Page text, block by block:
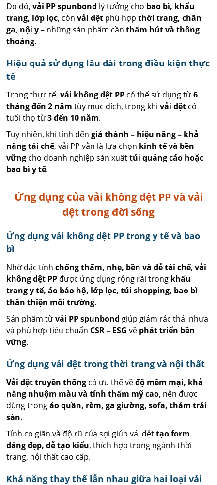
Do đó,vải PP spunbond lý tưởng cho bao bì, khẩu
trang, lớp lọc, cònvải dệt phù hợpthời trang, chăn
ga, nội y– những sản phẩm cầnthấm hút và thông
thoáng.
Hiệu quả sử dụng lâu dài trong điều kiện thực
tế
Trong thực tế,vải không dệt PP có thể sử dụng từ6
tháng đến 2 năm tùy mục đích, trong khivải dệt có
tuổi thọ từ3 đến 10 năm.
Tuy nhiên, khi tính đếngiá thành – hiệu năng – khả
năng tái chế, vải PP vẫn là lựa chọn kinh tế và bền
vững cho doanh nghiệp sản xuấttúi quảng cáo hoặc
bao bì y tế.
Ứng dụng của vải không dệt PP và vải
dệt trong đời sống
Ứng dụng vải không dệt PP trong y tế và bao
bì
Nhờ đặc tínhchống thấm, nhẹ, bền và dễ tái chế,vải
không dệt PP được ứng dụng rộng rãi trong khẩu
trang y tế, áo bảo hộ, lớp lọc, túi shopping, bao bì
thân thiện môi trường.
Sản phẩm từvải PP spunbond giúp giảm rác thải nhựa
và phù hợp tiêu chuẩn CSR – ESG về phát triển bền
vững.
Ứng dụng vải dệt trong thời trang và nội thất
Vải dệt truyền thống có ưu thế vềđộ mềm mại, khả
năng nhuộm màu và tính thẩm mỹ cao, nên được
dùng trongáo quần, rèm, ga giường, sofa, thảm trải
sàn.
Tính co giãn và độ rũ của sợi giúp vải dệttạo form
dáng đẹp, dễ tạo kiểu, thích hợp trong ngành thời
trang, nội thất cao cấp.
Khả năng thay thế lẫn nhau giữa hai loại vải